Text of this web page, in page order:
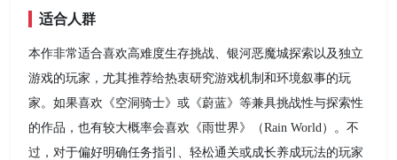
适合人群
本作非常适合喜欢高难度生存挑战、银河恶魔城探索以及独立
游戏的玩家，尤其推荐给热衷研究游戏机制和环境叙事的玩
家。如果喜欢《空洞骑士》或《蔚蓝》等兼具挑战性与探索性
的作品，也有较大概率会喜欢《雨世界》（Rain World）。不
过，对于偏好明确任务指引、轻松通关或成长养成玩法的玩家